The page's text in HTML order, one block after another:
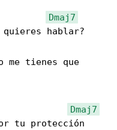
Dmaj7
Dmaj7